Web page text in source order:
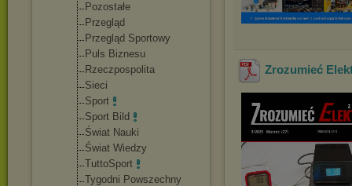
Pozostałe
Przegląd
Przegląd Sportowy
Puls Biznesu
Rzeczpospolita
Sieci
Sport
Sport Bild
Świat Nauki
Świat Wiedzy
TuttoSport
Tygodni Powszechny
Zrozumieć